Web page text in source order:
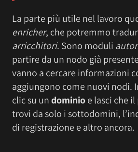
La parte più utile nel lavoro
enricher, che potremmo
arricchitori. Sono moduli
partire da un nodo già
vanno a cercare informazioni
aggiungono come nuovi nodi.
clic su undominioe lasci che
trovi da solo i sottodomini,
di registrazione e altro ancora.